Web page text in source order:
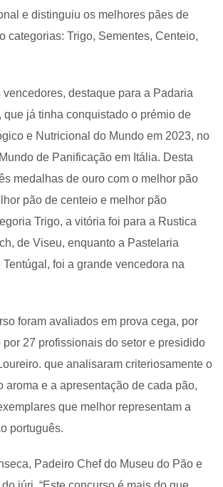
e distinguiu os melhores pães de
categorias: Trigo, Sementes, Centeio,
vencedores, destaque para a Padaria
que já tinha conquistado o prémio de
e Nutricional do Mundo em 2023, no
de Panificação em Itália. Desta
medalhas de ouro com o melhor pão
pão de centeio e melhor pão
Trigo, a vitória foi para a Rustica
de Viseu, enquanto a Pastelaria
foi a grande vencedora na
foram avaliados em prova cega, por
por 27 profissionais do setor e presidido
que analisaram criteriosamente o
aroma e a apresentação de cada pão,
que melhor representam a
português.
Padeiro Chef do Museu do Pão e